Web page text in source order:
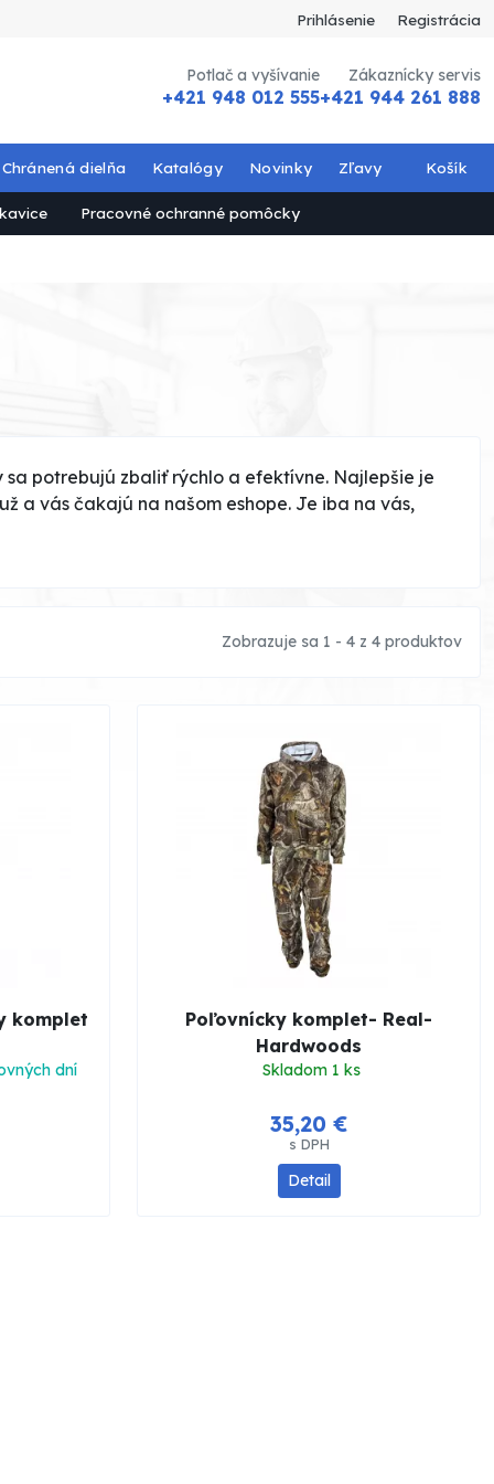
Prihlásenie Registrácia
Potlač a vyšívanie
+421 948 012 555
Zákaznícky servis
+421 944 261 888
Pracovné ochranné pomôcky
Chránená dielňa Katalógy Novinky Zľavy Košík
potrebujú zbaliť rýchlo a efektívne. Najlepšie je
a vás čakajú na našom eshope. Je iba na vás,
Zobrazuje sa 1 - 4 z 4 produktov
komplet
dní
Poľovnícky komplet- Real-
Hardwoods
Skladom 1 ks
35,20 €
s DPH
Detail